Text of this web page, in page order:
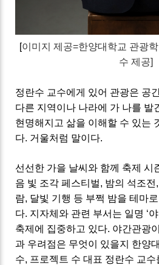
[이미지 제공=한양대학교 관광
수 제공]
정란수 교수에게 있어 관광은 공
다른 지역이나 나라에 가 나를 발
현명해지고 삶을 이해할 수 있는
다. 거울처럼 말이다.
선선한 가을 날씨와 함께 축제 시
음 빛 조각 페스티벌, 밤의 석조전 ,
람, 달빛 기행 등 부쩍 밤을 테마
다. 지자체와 관련 부서는 일명 ‘
축제 에 집중하고 있다. 야간관광
과 우려점은 무엇이 있을지 한양
수, 프로젝트 수 대표 정란수 교